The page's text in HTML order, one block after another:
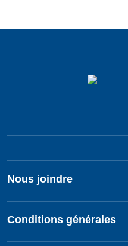
Nous joindre
Conditions générales